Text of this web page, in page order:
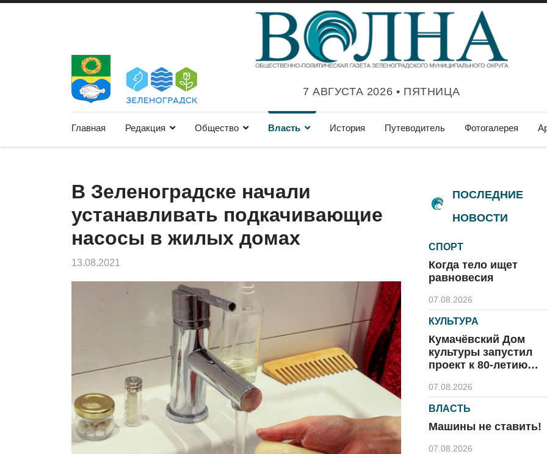
7 АВГУСТА 2026 • ПЯТНИЦА
Главная Редакция Общество Власть История Путеводитель Фотогалерея
В Зеленоградске начали
устанавливать подкачивающие
насосы в жилых домах
13.08.2021
ПОСЛЕДНИЕ
НОВОСТИ
СПОРТ
Когда тело ищет
равновесия
07.08.2026
КУЛЬТУРА
Кумачёвский Дом
культуры запустил
проект к 80-летию
07.08.2026
ВЛАСТЬ
Машины не ставить!
07.08.2026